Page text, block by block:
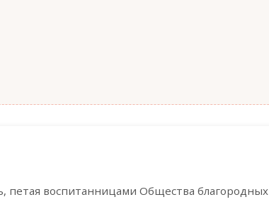
воспитанницами Общества благородных